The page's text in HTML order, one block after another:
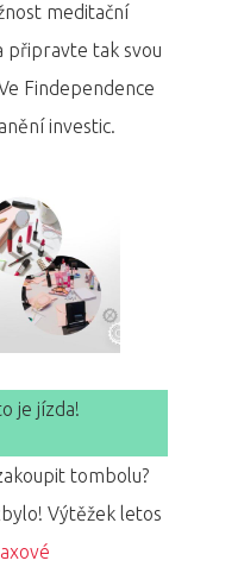
meditační
připravte tak svou
Findependence
investic.
je jízda!
tombolu?
Výtěžek letos